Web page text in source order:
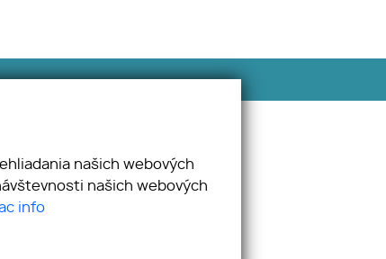
našich webových
našich webových
info